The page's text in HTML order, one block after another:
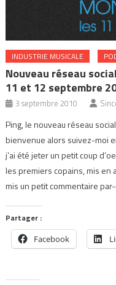
INDUSTRIE MUSICALE
Nouveau réseau
11 et 12 septembre
3 septembre 2010
Ping, le nouveau réseau
bienvenue alors suivez-moi
j’ai été jeter un petit coup
les premiers copains, mis en
mis un petit commentaire
Partager :
Facebook